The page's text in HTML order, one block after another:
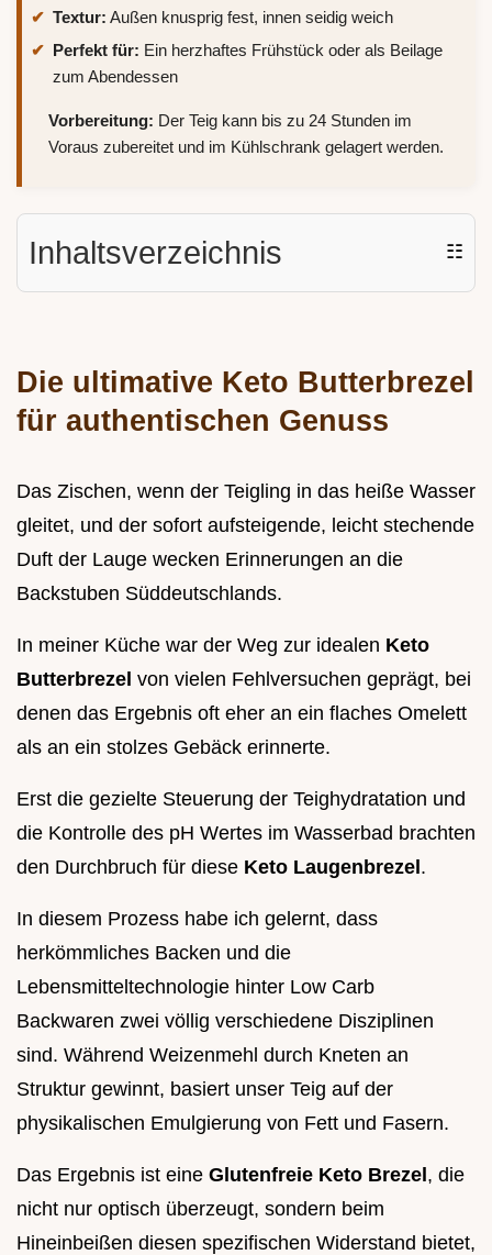
Textur: Außen knusprig fest, innen seidig weich
Perfekt für: Ein herzhaftes Frühstück oder als Beilage
zum Abendessen
Vorbereitung: Der Teig kann bis zu 24 Stunden im
Voraus zubereitet und im Kühlschrank gelagert werden.
Inhaltsverzeichnis ☷
Die ultimative Keto Butterbrezel
für authentischen Genuss
Das Zischen, wenn der Teigling in das heiße Wasser
gleitet, und der sofort aufsteigende, leicht stechende
Duft der Lauge wecken Erinnerungen an die
Backstuben Süddeutschlands.
In meiner Küche war der Weg zur idealen Keto
Butterbrezel von vielen Fehlversuchen geprägt, bei
denen das Ergebnis oft eher an ein flaches Omelett
als an ein stolzes Gebäck erinnerte.
Erst die gezielte Steuerung der Teighydratation und
die Kontrolle des pH Wertes im Wasserbad brachten
den Durchbruch für diese Keto Laugenbrezel.
In diesem Prozess habe ich gelernt, dass
herkömmliches Backen und die
Lebensmitteltechnologie hinter Low Carb
Backwaren zwei völlig verschiedene Disziplinen
sind. Während Weizenmehl durch Kneten an
Struktur gewinnt, basiert unser Teig auf der
physikalischen Emulgierung von Fett und Fasern.
Das Ergebnis ist eine Glutenfreie Keto Brezel, die
nicht nur optisch überzeugt, sondern beim
Hineinbeißen diesen spezifischen Widerstand bietet,